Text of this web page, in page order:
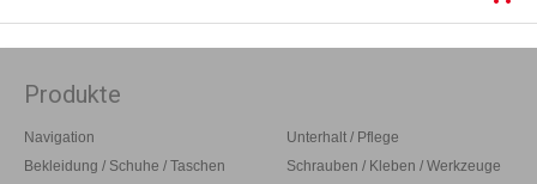
Produkte
Navigation
Bekleidung / Schuhe / Taschen
Unterhalt / Pflege
Schrauben / Kleben / Werkzeuge